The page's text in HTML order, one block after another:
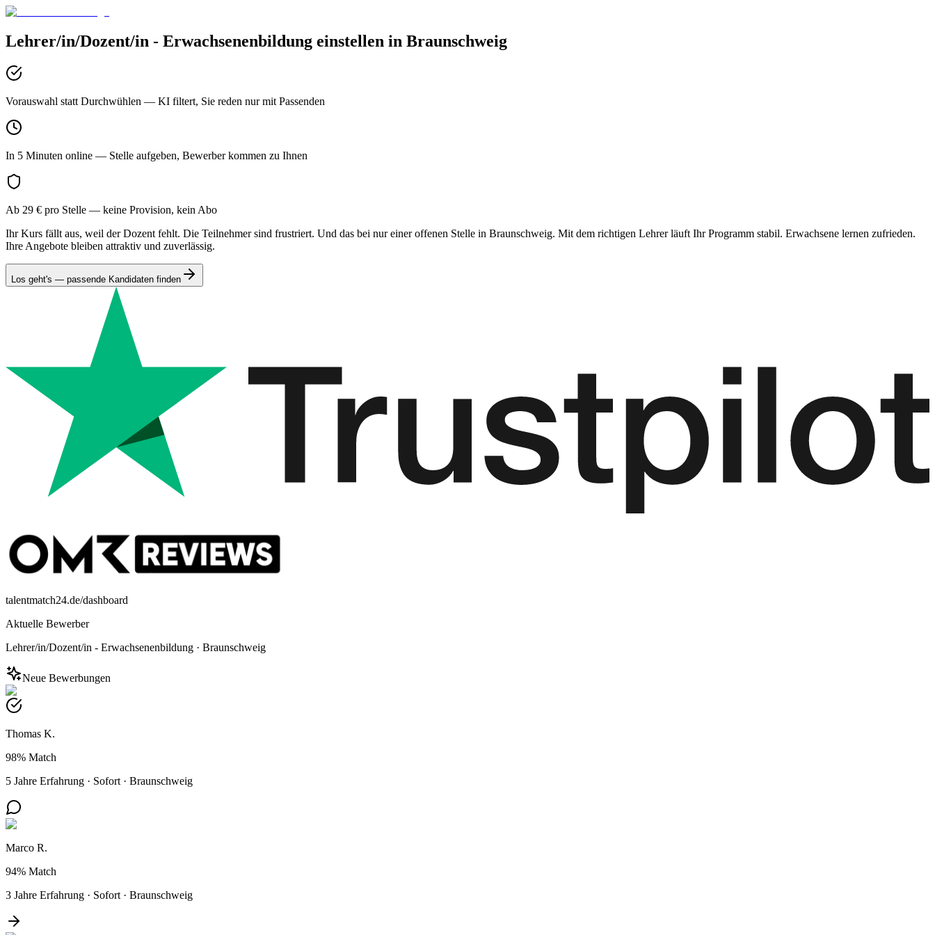
Lehrer/in/Dozent/in - Erwachsenenbildung einstellen in Braunschweig
Vorauswahl statt Durchwühlen — KI filtert, Sie reden nur mit Passenden
In 5 Minuten online — Stelle aufgeben, Bewerber kommen zu Ihnen
Ab 29 € pro Stelle — keine Provision, kein Abo
Ihr Kurs fällt aus, weil der Dozent fehlt. Die Teilnehmer sind frustriert. Und das bei nur einer offenen Stelle in Braunschweig. Mit dem richtigen Lehrer läuft Ihr Programm stabil. Erwachsene lernen zufrieden.
Ihre Angebote bleiben attraktiv und zuverlässig.
Los geht's — passende Kandidaten finden
talentmatch24.de/dashboard
Aktuelle Bewerber
Lehrer/in/Dozent/in - Erwachsenenbildung · Braunschweig
Neue Bewerbungen
Thomas K.
98% Match
5 Jahre Erfahrung · Sofort · Braunschweig
Marco R.
94% Match
3 Jahre Erfahrung · Sofort · Braunschweig